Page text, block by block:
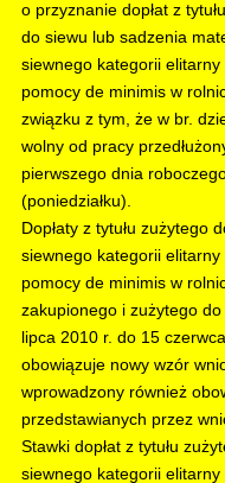
o przyznanie dopłat z
do siewu lub sadzenia
siewnego kategorii
pomocy de minimis w
związku z tym, że w br.
wolny od pracy
pierwszego dnia
(poniedziałku).
Dopłaty z tytułu zużytego
siewnego kategorii
pomocy de minimis w
zakupionego i zużytego
lipca 2010 r. do 15
obowiązuje nowy wzór
wprowadzony również
przedstawianych przez
Stawki dopłat z tytułu
siewnego kategorii